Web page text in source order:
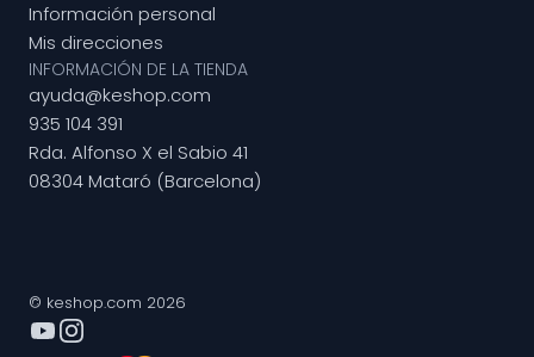
Información personal
Mis direcciones
INFORMACIÓN DE LA TIENDA
ayuda@keshop.com
935 104 391
Rda. Alfonso X el Sabio 41
08304 Mataró (Barcelona)
© keshop.com 2026